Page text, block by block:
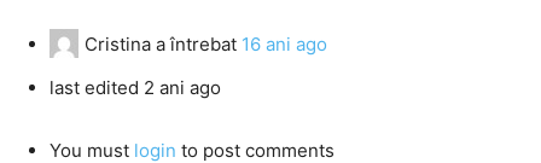
Cristina a întrebat 16 ani ago
last edited 2 ani ago
You must login to post comments